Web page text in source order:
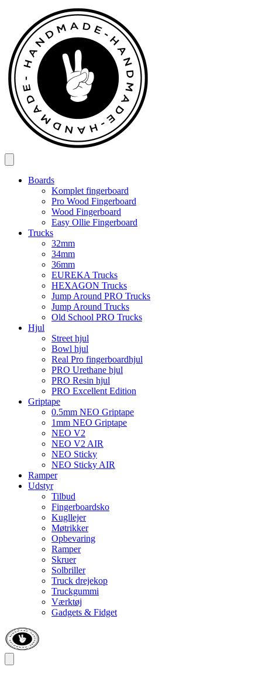
indhold
Boards
Komplet fingerboard
Pro Wood Fingerboard
Wood Fingerboard
Easy Ollie Fingerboard
Trucks
32mm
34mm
36mm
EUREKA Trucks
HEXAGON Trucks
Jump Around PRO Trucks
Jump Around Trucks
Old School PRO Trucks
Hjul
Street hjul
Bowl hjul
Real Pro fingerboardhjul
PRO Urethane hjul
PRO Resin hjul
PRO Excellent Edition
Griptape
0.5mm NEO Griptape
1mm NEO Griptape
NEO V2
NEO V2 AIR
NEO Sticky
NEO Sticky AIR
Ramper
Udstyr
Tilbud
Fingerboardsko
Kugllejer
Møtrikker
Opbevaring
Ramper
Skruer
Solbriller
Truck drejekop
Truckgummi
Værktøj
Gadgets & Fidget